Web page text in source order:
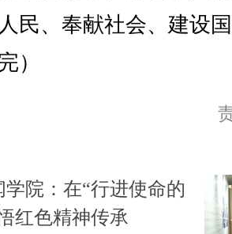
民、奉献社会、建设
）
院：在“行进使命的
红色精神传承